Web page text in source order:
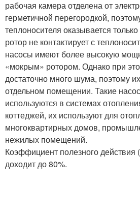
рабочая камера отделена от
герметичной перегородкой,
теплоносителя оказывается
ротор не контактирует с
насосы имеют более высокую
«мокрым» ротором. Однако при
достаточно много шума, поэтому
отдельном помещении. Такие
используются в системах
коттеджей, их используют для
многоквартирных домов,
нежилых помещений.
Коэффициент полезного действия
доходит до 80%.